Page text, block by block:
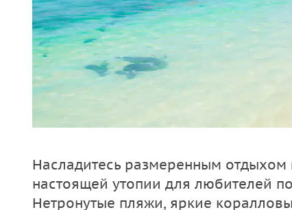
Насладитесь размеренным
настоящей утопии для любителей
Нетронутые пляжи, яркие